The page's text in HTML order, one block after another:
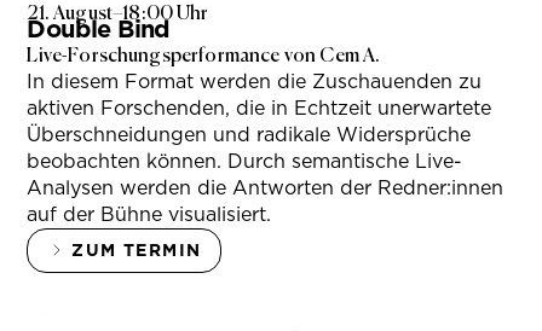
21. August–18:00 Uhr
Double Bind
Live-Forschungsperformance von Cem A.
In diesem Format werden die Zuschauenden zu
aktiven Forschenden, die in Echtzeit unerwartete
Überschneidungen und radikale Widersprüche
beobachten können. Durch semantische Live-
Analysen werden die Antworten der Redner:innen
auf der Bühne visualisiert.
ZUM TERMIN